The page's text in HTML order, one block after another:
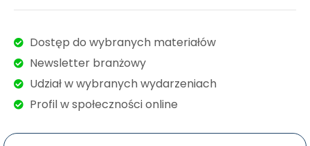
Dostęp do wybranych materiałów
Newsletter branżowy
Udział w wybranych wydarzeniach
Profil w społeczności online